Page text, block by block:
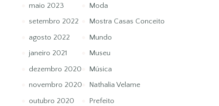
maio 2023
setembro 2022
agosto 2022
janeiro 2021
dezembro 2020
novembro 2020
outubro 2020
Moda
Mostra Casas Conceito
Mundo
Museu
Música
Nathalia Velame
Prefeito